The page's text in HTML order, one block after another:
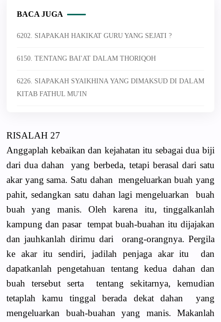
BACA JUGA
6202. SIAPAKAH HAKIKAT GURU YANG SEJATI ?
6150. TENTANG BAI'AT DALAM THORIQOH
6226. SIAPAKAH SYAIKHINA YANG DIMAKSUD DI DALAM
KITAB FATHUL MU'IN
RISALAH 27
Anggaplah kebaikan dan kejahatan itu sebagai dua biji
dari dua dahan yang berbeda, tetapi berasal dari satu
akar yang sama. Satu dahan mengeluarkan buah yang
pahit, sedangkan satu dahan lagi mengeluarkan buah
buah yang manis. Oleh karena itu, tinggalkanlah
kampung dan pasar tempat buah-buahan itu dijajakan
dan jauhkanlah dirimu dari orang-orangnya. Pergila
ke akar itu sendiri, jadilah penjaga akar itu dan
dapatkanlah pengetahuan tentang kedua dahan dan
buah tersebut serta tentang sekitarnya, kemudian
tetaplah kamu tinggal berada dekat dahan yang
mengeluarkan buah-buahan yang manis. Makanlah